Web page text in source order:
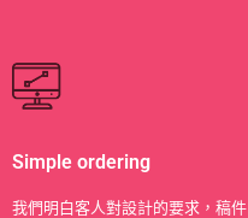
Simple ordering
我們明白客人對設計的要求，稿件